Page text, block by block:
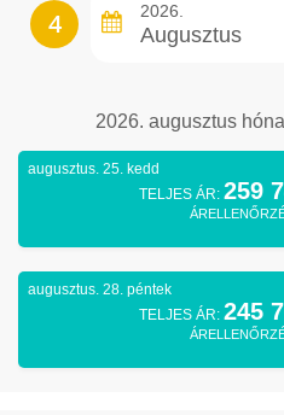
2026.
Augusztus
2026. augusztus
augusztus. 25. kedd
TELJES ÁR: 259
augusztus. 28. péntek
TELJES ÁR: 245